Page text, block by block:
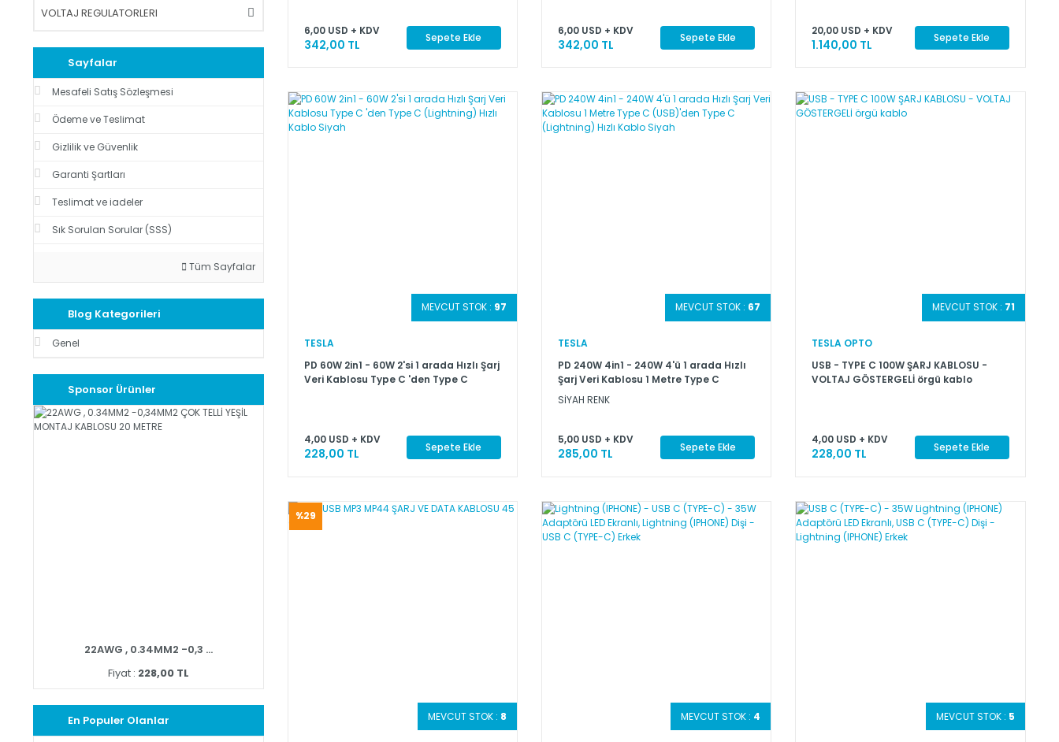
VOLTAJ REGULATORLERI
Sayfalar
Mesafeli Satış Sözleşmesi
Ödeme ve Teslimat
Gizlilik ve Güvenlik
Garanti Şartları
Teslimat ve iadeler
Sık Sorulan Sorular (SSS)
Tüm Sayfalar
Blog Kategorileri
Genel
Sponsor Ürünler
22AWG , 0.34MM2 -0,3 ...
Fiyat : 228,00 TL
En Populer Olanlar
6,00 USD + KDV
342,00 TL Sepete Ekle
6,00 USD + KDV
342,00 TL Sepete Ekle
20,00 USD + KDV
1.140,00 TL Sepete Ekle
MEVCUT STOK : 97
TESLA
PD 60W 2in1 - 60W 2'si 1 arada Hızlı Şarj
Veri Kablosu Type C 'den Type C
4,00 USD + KDV
228,00 TL Sepete Ekle
MEVCUT STOK : 67
TESLA
PD 240W 4in1 - 240W 4'ü 1 arada Hızlı
Şarj Veri Kablosu 1 Metre Type C
(USB)'den Type C (Lightning) Hızlı
Kablo Siyah
SİYAH RENK
5,00 USD + KDV
285,00 TL Sepete Ekle
MEVCUT STOK : 71
TESLA OPTO
USB - TYPE C 100W ŞARJ KABLOSU -
VOLTAJ GÖSTERGELİ örgü kablo
4,00 USD + KDV
228,00 TL Sepete Ekle
%29
MEVCUT STOK : 8 MEVCUT STOK : 4 MEVCUT STOK : 5